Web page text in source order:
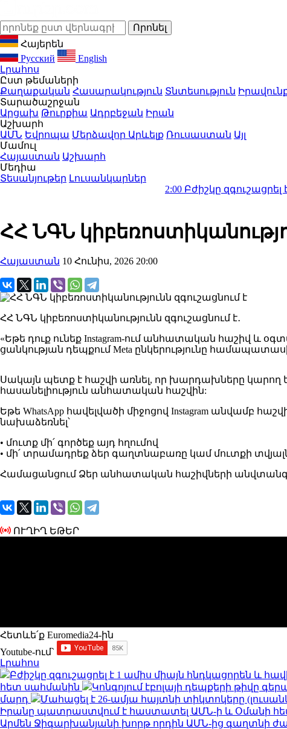
Հայերեն
Русский
English
Լրահոս
Ըստ թեմաների
Քաղաքական Հասարակություն Տնտեսություն
Տարածաշրջան
Արցախ Թուրքիա Ադրբեջան Իրան
Աշխարհ
ԱՄՆ Եվրոպա Մերձավոր Արևելք Ռուսաստան Այլ
Մամուլ
Հայաստան Աշխարհ
Մեդիա
Տեսանյութեր Լուսանկարներ
Բժիշկը զգուշացրել է 1
ՀՀ ՆԳՆ
Հայաստան 10 Հունիս, 2026 20:00
ՀՀ ՆԳՆ կիբեռոստիկանությունն զգուշացնում է․
«Եթե դուք ունեք Instagram-ում անհատական հաշիվ և
ցանկության դեպքում Meta ընկերությունը
Սակայն պետք է հաշվի առնել, որ խարդախները կարող են
հասանելիություն անհատական հաշվին:
Եթե WhatsApp հավելվածի միջոցով Instagram անվամբ
նախաձեռնել՝
• մուտք մի՛ գործեք այդ հղումով
• մի՛ տրամադրեք ձեր գաղտնաբառը կամ մուտքի
Համացանցում Ձեր անհատական հաշիվների
ՈՒՂԻՂ ԵԹԵՐ
Հետևե՛ք Euromedia24-ին
Youtube-ում`
Լրահոս
Բժիշկը զգուշացրել է 1 ամիս միայն հնդկացորեն և
հետ սահմանին
Կոնգոյում էբոլայի դեպքերի թիվը
մարդ
Մահացել է 26-ամյա հայտնի տիկտոկերը
Իրանը պատրաստվում է հաստատել ԱՄՆ-ի և Օմանի
Արմեն Ջիգարխանյանի խորթ որդին ԱՄՆ-ից գաղտնի